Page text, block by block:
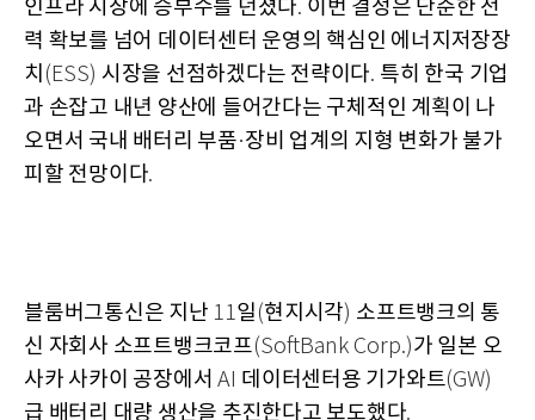
인프라 시장에 승부수를 던졌다. 이번 결정은 단순한 전
력 확보를 넘어 데이터센터 운영의 핵심인 에너지저장장
치 (ESS) 시장을 선점하겠다는 전략이다. 특히 한국 기업
과 손잡고 내년 양산에 들어간다는 구체적인 계획이 나
오면서 국내 배터리 부품·장비 업계의 지형 변화가 불가
피할 전망이다.
블룸버그통신은 지난 11일 (현지시각) 소프트뱅크의 통
신 자회사 소프트뱅크코프(SoftBank Corp.)가 일본 오
사카 사카이 공장에서 AI 데이터센터용 기가와트(GW)
급 배터리 대량 생산을 추진한다고 보도했다.